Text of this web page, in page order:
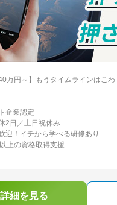
万円～】もうタイムラインはこ
企業認定
2日／土日祝休み
迎！イチから学べる研修あり
上の資格取得支援
細を見る